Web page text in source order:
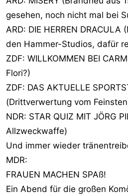
gesehen, noch nicht mal bei
ARD: DIE HERREN
den Hammer-Studios, dafür
ZDF: WILLKOMMEN BEI
Flori?)
ZDF: DAS AKTUELLE
(Drittverwertung vom
NDR: STAR QUIZ MIT JÖRG
Allzweckwaffe)
Und immer wieder
MDR:
FRAUEN MACHEN SPAß!
Ein Abend für die großen